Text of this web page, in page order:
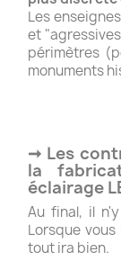
Les
et
périmètres
monuments
➞ Les
la
éclairage
Au final, il
Lorsque
tout ira bien.